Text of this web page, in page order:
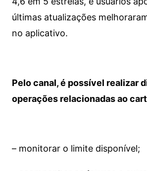
últimas atualizações
no aplicativo.
Pelo canal, é possível realizar
operações relacionadas ao
– monitorar o limite disponível;